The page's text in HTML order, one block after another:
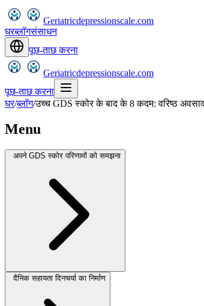
Geriatricdepressionscale.com
घरब्लॉगसंसाधन
पूछ-ताछ करना
Geriatricdepressionscale.com
पूछ-ताछ करना
घर/ब्लॉग/उच्च GDS स्कोर के बाद के 8 कदम: वरिष्ठ अवसाद
Menu
अपने GDS स्कोर परिणामों को समझना
दैनिक सहायता दिनचर्या का निर्माण